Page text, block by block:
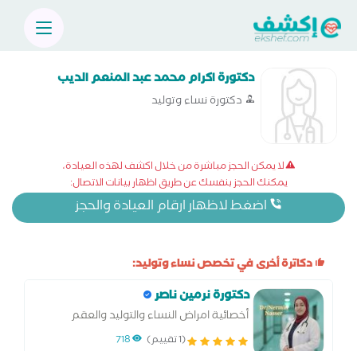
دكتورة اكرام محمد عبد المنعم الديب
دكتورة نساء وتوليد
لا يمكن الحجز مباشرة من خلال اكشف لهذه العيادة،
يمكنك الحجز بنفسك عن طريق اظهار بيانات الاتصال:
اضغط لاظهار ارقام العيادة والحجز
دكاترة أخرى في تخصص نساء وتوليد:
دكتورة نرمين ناصر
أخصائية امراض النساء والتوليد والعقم
والتجميل النسائي.وجراحات المناظير المتقدمة
(1 تقييم) 718